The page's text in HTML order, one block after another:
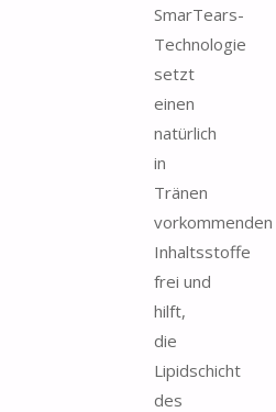
SmarTears-
Technologie
setzt
einen
natürlich
in
Tränen
vorkommenden
Inhaltsstoffe
frei und
hilft,
die
Lipidschicht
des